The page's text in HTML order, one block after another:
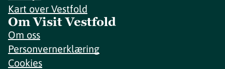
Kart over Vestfold
Om Visit Vestfold
Om oss
Personvernerklæring
Cookies